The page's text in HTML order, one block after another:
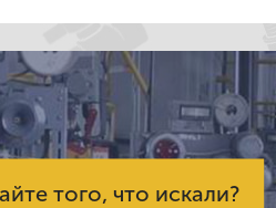
того, что искали?